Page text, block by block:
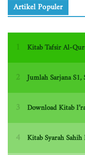
Artikel Populer